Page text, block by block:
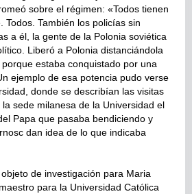
sobre el régimen: «Todos tienen
También los policías sin
a él, la gente de la Polonia soviética
Liberó a Polonia distanciándola
estaba conquistado por una
ejemplo de esa potencia pudo verse
donde se describían las visitas
sede milanesa de la Universidad el
Papa que pasaba bendiciendo y
dan idea de lo que indicaba
de investigación para Maria
para la Universidad Católica